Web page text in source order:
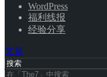
WordPress
福利线报
经验分享
文章